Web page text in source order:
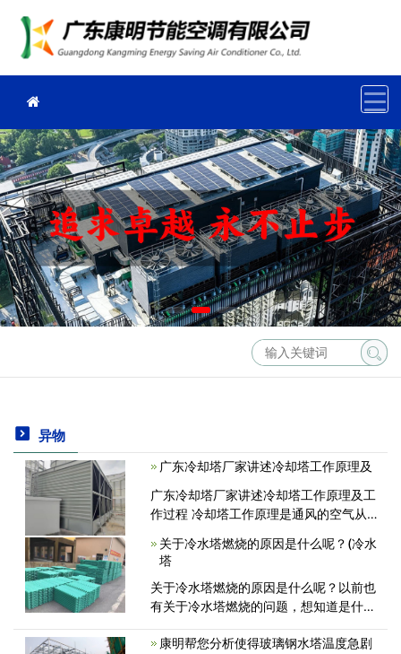
异物
广东冷却塔厂家讲述冷却塔工作原理及
广东冷却塔厂家讲述冷却塔工作原理及工
作过程 冷却塔工作原理是通风的空气从
这些水滴的时候，一部分水就蒸发了，由
于用于蒸发水滴的热量降低了水的温<
关于冷水塔燃烧的原因是什么呢？(冷水
塔
关于冷水塔燃烧的原因是什么呢？以前也
有关于冷水塔燃烧的问题，想知道是什么
看，从中可以找到答案。其实，问题比较
康明帮您分析使得玻璃钢水塔温度急剧